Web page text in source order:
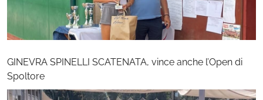
GINEVRA SPINELLI SCATENATA, vince anche l’Open di
Spoltore